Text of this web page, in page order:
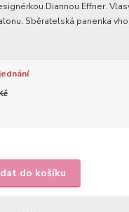
Diannou Effner.
Sběratelská panenka
do košíku